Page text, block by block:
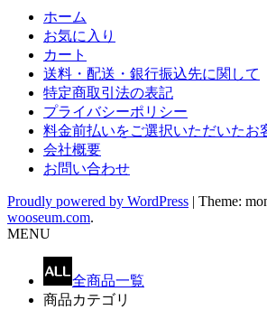
ホーム
お気に入り
カート
送料・配送・銀行振込先に関して
特定商取引法の表記
プライバシーポリシー
料金前払いをご選択いただいたお
会社概要
お問い合わせ
Proudly powered by WordPress | Theme:
wooseum.com.
MENU
全商品一覧
商品カテゴリ